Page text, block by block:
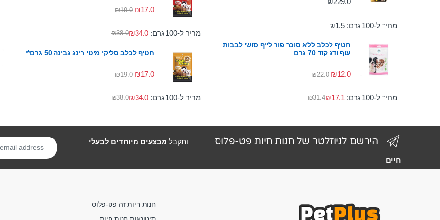
מחיר ל-100 גרם: ₪1.5
חטיף לכלב ללא סוכר פור לייף סושי לבבות
עוף ודג קוד 70 גרם
₪12.0
₪22.0
מחיר ל-100 גרם: ₪31.4₪17.1
₪17.0
₪19.0
מחיר ל-100 גרם: ₪38.0₪34.0
חטיף לכלב סליקי מיטי רינג גבינה 50 גרם**
₪17.0
₪19.0
מחיר ל-100 גרם: ₪38.0₪34.0
הירשם לניוזלטר של חנות חיות פט-פלוס ותקבל מבצעים מיוחדים לבעלי
חיים
חנות חיות זה פט-פלוס
סיטונאות חנות חיות